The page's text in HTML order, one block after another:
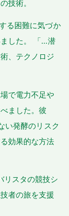
技術。
る困難に気づか
した。 「…潜
、テクノロジ
で電力不足や
ました。彼
い発酵のリスク
効果的な方法
リスタの競技シ
者の旅を支援